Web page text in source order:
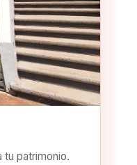
tu patrimonio.